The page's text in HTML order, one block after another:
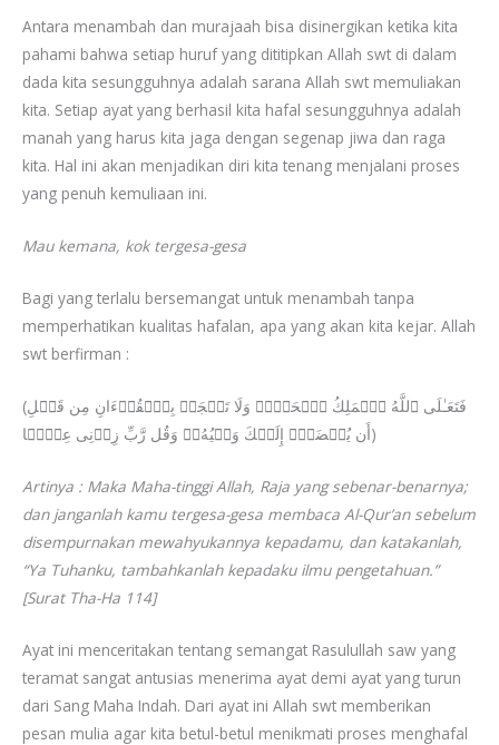
Antara menambah dan murajaah bisa disinergikan ketika kita
pahami bahwa setiap huruf yang dititipkan Allah swt di dalam
dada kita sesungguhnya adalah sarana Allah swt memuliakan
kita. Setiap ayat yang berhasil kita hafal sesungguhnya adalah
manah yang harus kita jaga dengan segenap jiwa dan raga
kita. Hal ini akan menjadikan diri kita tenang menjalani proses
yang penuh kemuliaan ini.
Mau kemana, kok tergesa-gesa
Bagi yang terlalu bersemangat untuk menambah tanpa
memperhatikan kualitas hafalan, apa yang akan kita kejar. Allah
swt berfirman :
(فَتَعَـٰلَى ٱللَّهُ ٱلۡمَلِكُ ٱلۡحَقُّۗ وَلَا تَعۡجَلۡ بِٱلۡقُرۡءَانِ مِن قَبۡلِ
أَن یُقۡضَىٰۤ إِلَیۡكَ وَحۡیُهُۥۖ وَقُل رَّبِّ زِدۡنِی عِلۡمࣰا)
Artinya : Maka Maha-tinggi Allah, Raja yang sebenar-benarnya;
dan janganlah kamu tergesa-gesa membaca Al-Qur’an sebelum
disempurnakan mewahyukannya kepadamu, dan katakanlah,
“Ya Tuhanku, tambahkanlah kepadaku ilmu pengetahuan.”
[Surat Tha-Ha 114]
Ayat ini menceritakan tentang semangat Rasulullah saw yang
teramat sangat antusias menerima ayat demi ayat yang turun
dari Sang Maha Indah. Dari ayat ini Allah swt memberikan
pesan mulia agar kita betul-betul menikmati proses menghafal